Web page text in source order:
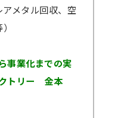
メタル回収、空
事業化までの実
トリー 金本